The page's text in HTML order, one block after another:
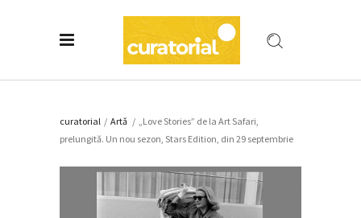
curatorial / Artǎ / „Love Stories” de la Art Safari,
prelungită. Un nou sezon, Stars Edition, din 29 septembrie